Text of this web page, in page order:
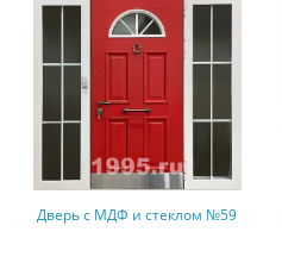
Дверь с МДФ и стеклом №59